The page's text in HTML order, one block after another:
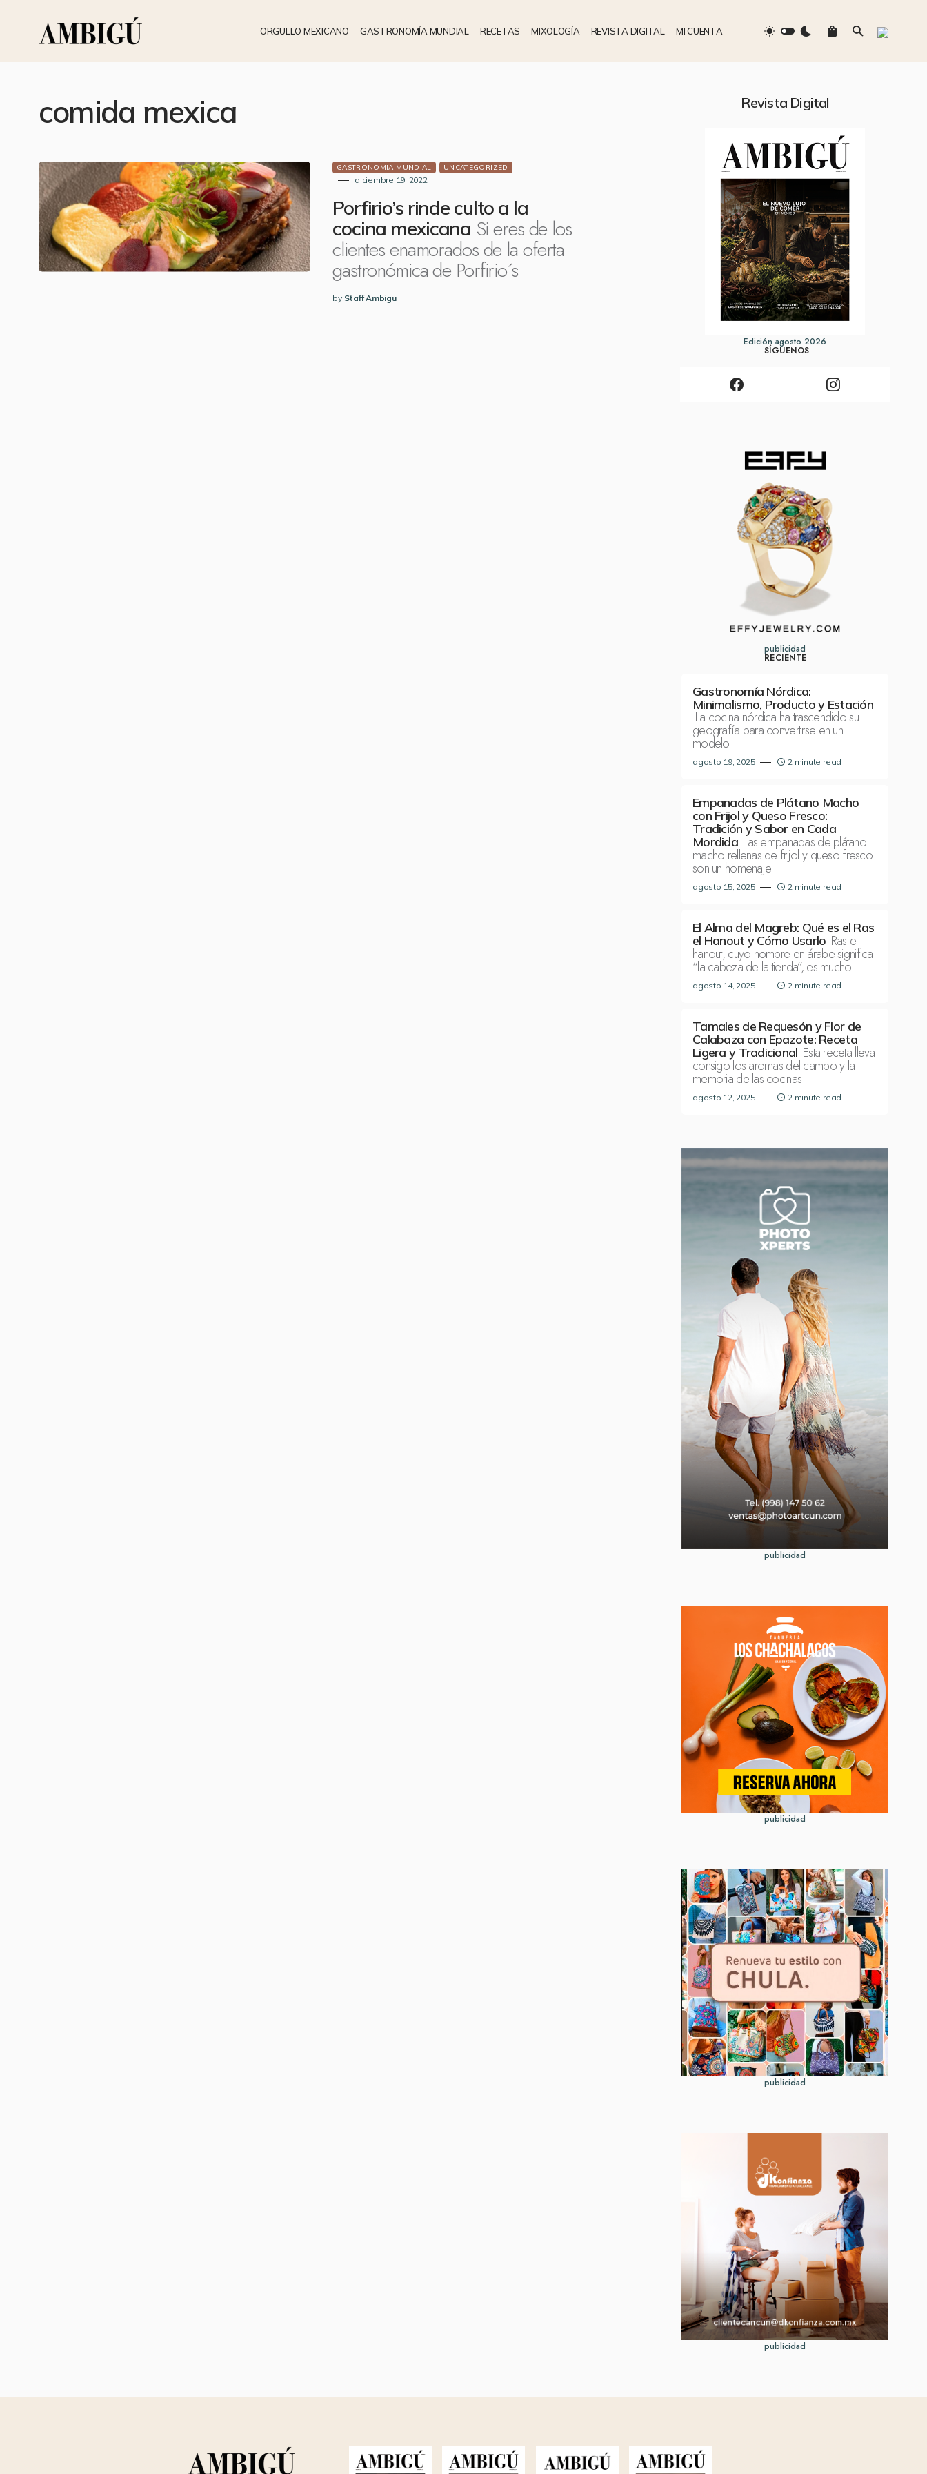
ORGULLO MEXICANO GASTRONOMÍA MUNDIAL RECETAS MIXOLOGÍA REVISTA DIGITAL MI CUENTA
comida mexica
GASTRONOMIA MUNDIAL UNCATEGORIZED
diciembre 19, 2022
Porfirio’s rinde culto a la
cocina mexicana Si eres de los
clientes enamorados de la oferta
gastronómica de Porfirio´s
by Staff Ambigu
Revista Digital
Edición agosto 2026
SÍGUENOS
publicidad
RECIENTE
Gastronomía Nórdica:
Minimalismo, Producto y Estación
La cocina nórdica ha trascendido su
geografía para convertirse en un
modelo
agosto 19, 2025 2 minute read
Empanadas de Plátano Macho
con Frijol y Queso Fresco:
Tradición y Sabor en Cada
Mordida Las empanadas de plátano
macho rellenas de frijol y queso fresco
son un homenaje
agosto 15, 2025 2 minute read
El Alma del Magreb: Qué es el Ras
el Hanout y Cómo Usarlo Ras el
hanout, cuyo nombre en árabe significa
“la cabeza de la tienda”, es mucho
agosto 14, 2025 2 minute read
Tamales de Requesón y Flor de
Calabaza con Epazote: Receta
Ligera y Tradicional Esta receta lleva
consigo los aromas del campo y la
memoria de las cocinas
agosto 12, 2025 2 minute read
publicidad
publicidad
publicidad
publicidad